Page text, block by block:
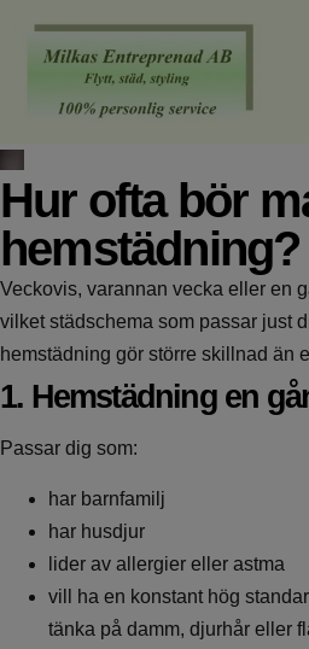
Hur ofta bör
hemstädning?
Veckovis, varannan vecka eller en
vilket städschema som passar just
hemstädning gör större skillnad än
1. Hemstädning en
Passar dig som:
har barnfamilj
har husdjur
lider av allergier eller astma
vill ha en konstant hög
tänka på damm, djurhår eller